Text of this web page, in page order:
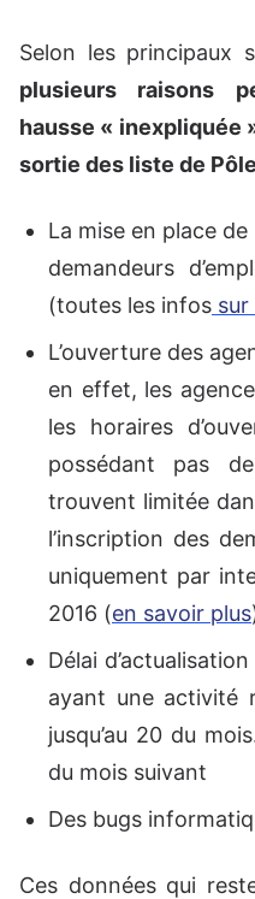
Selon les principaux
plusieurs raisons
hausse « inexpliquée
sortie des liste de
La mise en place
demandeurs
(toutes les infos
L’ouverture des
en effet, les
les horaires
possédant pas
trouvent limitée
l’inscription des
uniquement par
2016 (en savoir plus
Délai
ayant une activité
jusqu’au 20 du
du mois suivant
Des bugs
Ces données qui